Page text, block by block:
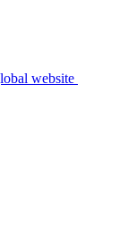
website